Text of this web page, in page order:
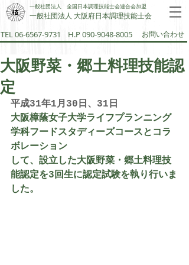
一般社団法人 全国日本調理技能士会連合会加盟
一般社団法人 大阪府日本調理技能士会​
TEL 06-6567-9731 お問い合わせ
H.P 090-9048-8005
大阪野菜・郷土料理技能認
定
平成31年1月30日、31日
大阪樟蔭女子大学ライフプランニング
学科フードスタディーズコースとコラ
ボレーション
して、設立した大阪野菜・郷土料理技
能認定を3回生に認定試験を執り行いま
した。